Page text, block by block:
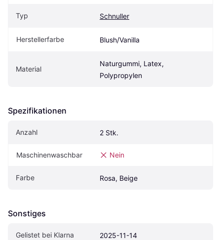
Typ Schnuller
Herstellerfarbe Blush/Vanilla
Material
Naturgummi, Latex,
Polypropylen
Spezifikationen
Anzahl 2 Stk.
Maschinenwaschbar Nein
Farbe Rosa, Beige
Sonstiges
Gelistet bei Klarna 2025-11-14